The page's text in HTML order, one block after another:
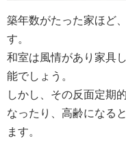
築年数がたった家ほど
す。
和室は風情があり家具
能でしょう。
しかし、その反面定期
なったり、高齢になる
ます。